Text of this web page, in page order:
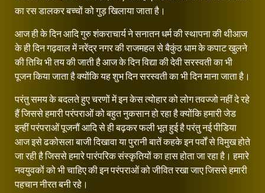
का रस डालकर बच्चों को गुड़ खिलाया जाता है।
आज ही के दिन आदि गुरु शंकराचार्य ने सनातन धर्म की स्थापना की थीआज
के ही दिन गढ़वाल में नरेंद्र नगर की राजमहल से बैकुंठ धाम के कपाट खुलने
की तिथि भी तय की जाती है आज के दिन विद्या की देवी सरस्वती का भी
पूजन किया जाता है क्योंकि यह शुभ दिन सरस्वती का भी दिन माना जाता है।
परंतु समय के बदलते हुए चरणों में इन केस त्योहार को लोग तवज्जो नहीं दे रहे
हैं जिससे हमारी परंपराओं को बहुत नुकसान हो रहा है क्योंकि हमारी जेड
इन्हीं परंपराओं पूजनौं आदि से ही बढ़कर फली भूत हुई है परंतु नई पीडिया
आज इसे ढकोसला बाजी दिखावा या पुरानी बातें कहके इन पर्वों से विमुख होते
जा रही है जिससे हमारे पारंपरिक संस्कृतियों का हास होता जा रहा है। हमारे
नवयुवकों को भी चाहिए की इन परंपराओं को जीवित रखा जाए जिससे हमारी
पहचान नीरत बनी रहे।